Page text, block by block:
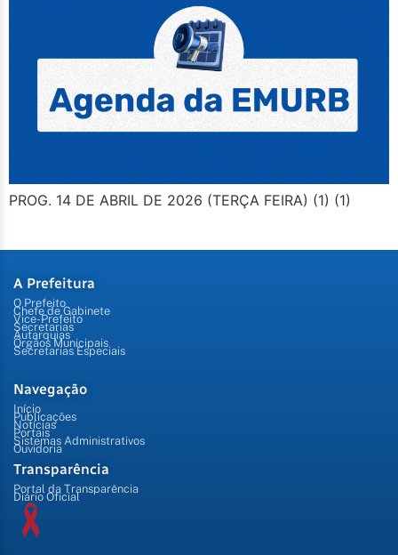
PROG. 14 DE ABRIL DE 2026 (TERÇA FEIRA) (1) (1)
A Prefeitura
O Prefeito
Chefe de Gabinete
Vice-Prefeito
Secretarias
Autarquias
Órgãos Municipais
Secretarias Especiais
Navegação
Início
Publicações
Notícias
Portais
Sistemas Administrativos
Ouvidoria
Transparência
Portal da Transparência
Diário Oficial